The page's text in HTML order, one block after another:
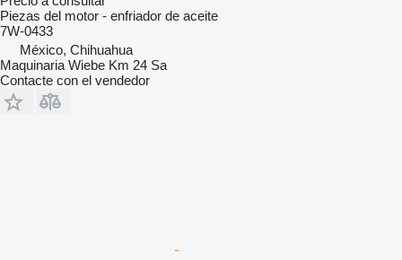
Piezas del motor - enfriador de aceite
7W-0433
México, Chihuahua
Maquinaria Wiebe Km 24 Sa
Contacte con el vendedor